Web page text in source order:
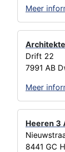
Meer
Drift 22
7991 AB
Meer
Heeren 3
8441 GC